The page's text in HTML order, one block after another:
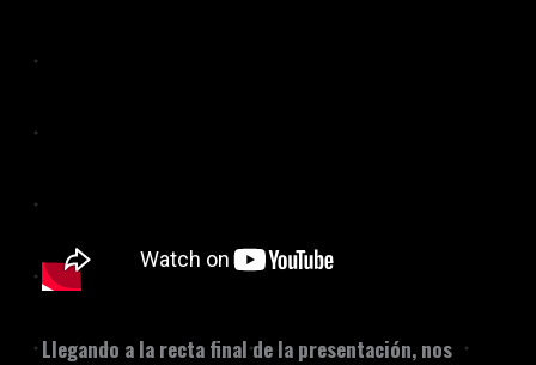
Llegando a la recta final de la presentación, nos